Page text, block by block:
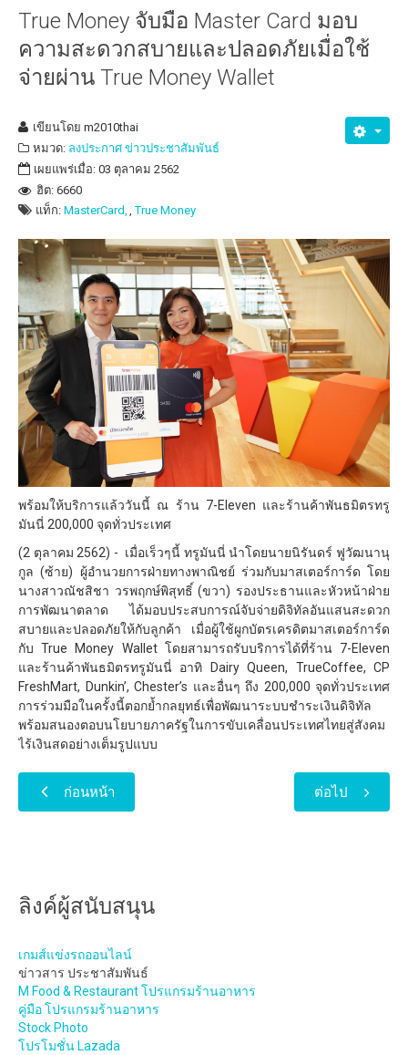
True Money จับมือ Master Card มอบ
ความสะดวกสบายและปลอดภัยเมื่อใช้
จ่ายผ่าน True Money Wallet
เขียนโดยm2010thai
หมวด: ลงประกาศ ข่าวประชาสัมพันธ์
เผยแพร่เมื่อ: 03 ตุลาคม 2562
ฮิต: 6660
แท็ก: MasterCard, True Money
พร้อมให้บริการแล้ววันนี้ ณ ร้าน 7-Eleven และร้านค้าพันธมิตรทรู
มันนี่ 200,000 จุดทั่วประเทศ
(2 ตุลาคม 2562) - เมื่อเร็วๆนี้ ทรูมันนี่ นำโดยนายนิรันดร์ ฟูวัฒนานุ
กูล (ซ้าย) ผู้อำนวยการฝ่ายทางพาณิชย์ ร่วมกับมาสเตอร์การ์ด โดย
นางสาวณัชสิชา วรพฤกษ์พิสุทธิ์ (ขวา) รองประธานและหัวหน้าฝ่าย
การพัฒนาตลาด ได้มอบประสบการณ์จับจ่ายดิจิทัลอันแสนสะดวก
สบายและปลอดภัยให้กับลูกค้า เมื่อผู้ใช้ผูกบัตรเครดิตมาสเตอร์การ์ด
กับ True Money Wallet โดยสามารถรับบริการได้ที่ร้าน 7-Eleven
และร้านค้าพันธมิตรทรูมันนี่ อาทิ Dairy Queen, TrueCoffee, CP
FreshMart, Dunkin’, Chester’s และอื่นๆ ถึง 200,000 จุดทั่วประเทศ
การร่วมมือในครั้งนี้ตอกย้ำกลยุทธ์เพื่อพัฒนาระบบชำระเงินดิจิทัล
พร้อมสนองตอบนโยบายภาครัฐในการขับเคลื่อนประเทศไทยสู่สังคม
ไร้เงินสดอย่างเต็มรูปแบบ
ก่อนหน้า ต่อไป
ลิงค์ผู้สนับสนุน
เกมส์แข่งรถออนไลน์
ข่าวสาร ประชาสัมพันธ์
M Food & Restaurant โปรแกรมร้านอาหาร
คู่มือ โปรแกรมร้านอาหาร
Stock Photo
โปรโมชั่น Lazada